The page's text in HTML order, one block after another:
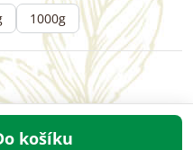
1000g
Do košíku